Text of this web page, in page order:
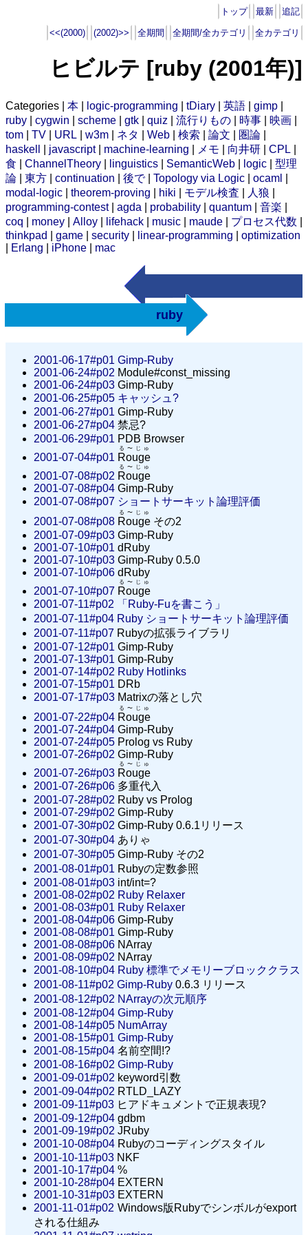
トップ 最新 追記
<<(2000) (2002)>> 全期間 全期間/全カテゴリ 全カテゴリ
ヒビルテ [ruby (2001年)]
Categories | 本 logic-programming tDiary 英語 gimp
ruby
cygwin scheme gtk quiz 流行りもの 時事 映画
tom
TV URL w3m ネタ Web 検索 論文 圏論
haskell
javascript| machine-learning メモ 向井研 CPL
食
ChannelTheory linguistics SemanticWeb logic
型理
論
東方 continuation 後で| Topology via Logic ocaml
modal-logic
theorem-proving hiki モデル検査 人狼
programming-contest| agda probability quantum 音楽
coq
money Alloy lifehack music maude プロセス代数
thinkpad
game security linear-programming
optimization
Erlang iPhone mac
ruby
2001-06-17#p01 Gimp-Ruby
2001-06-24#p02 Module#const_missing
2001-06-24#p03 Gimp-Ruby
2001-06-25#p05 キャッシュ?
2001-06-27#p01 Gimp-Ruby
2001-06-27#p04 禁忌?
2001-06-29#p01 PDB Browser
2001-07-04#p01 Rouge
る〜じゅ
2001-07-08#p02 Rouge
る〜じゅ
2001-07-08#p04 Gimp-Ruby
2001-07-08#p07 ショートサーキット論理評価
2001-07-08#p08 Rouge
る〜じゅ
その2
2001-07-09#p03 Gimp-Ruby
2001-07-10#p01 dRuby
2001-07-10#p03 Gimp-Ruby 0.5.0
2001-07-10#p06 dRuby
2001-07-10#p07 Rouge
る〜じゅ
2001-07-11#p02
「Ruby-Fuを書こう」
2001-07-11#p04 Ruby ショートサーキット論理評価
2001-07-11#p07 Rubyの拡張ライブラリ
2001-07-12#p01 Gimp-Ruby
2001-07-13#p01 Gimp-Ruby
2001-07-14#p02 Ruby Hotlinks
2001-07-15#p01 DRb
2001-07-17#p03 Matrixの落とし穴
2001-07-22#p04 Rouge
る〜じゅ
2001-07-24#p04 Gimp-Ruby
2001-07-24#p05 Prolog vs Ruby
2001-07-26#p02 Gimp-Ruby
2001-07-26#p03 Rouge
る〜じゅ
2001-07-26#p06 多重代入
2001-07-28#p02 Ruby vs Prolog
2001-07-29#p02 Gimp-Ruby
2001-07-30#p02 Gimp-Ruby 0.6.1リリース
2001-07-30#p04 ありゃ
2001-07-30#p05 Gimp-Ruby その2
2001-08-01#p01 Rubyの定数参照
2001-08-01#p03 int/int=?
2001-08-02#p02 Ruby Relaxer
2001-08-03#p01 Ruby Relaxer
2001-08-04#p06 Gimp-Ruby
2001-08-08#p01 Gimp-Ruby
2001-08-08#p06 NArray
2001-08-09#p02 NArray
2001-08-10#p04 Ruby 標準でメモリーブロッククラス
2001-08-11#p02 Gimp-Ruby 0.6.3 リリース
2001-08-12#p02 NArrayの次元順序
2001-08-12#p04 Gimp-Ruby
2001-08-14#p05 NumArray
2001-08-15#p01 Gimp-Ruby
2001-08-15#p04 名前空間!?
2001-08-16#p02 Gimp-Ruby
2001-09-01#p02 keyword引数
2001-09-04#p02 RTLD_LAZY
2001-09-11#p03 ヒアドキュメントで正規表現?
2001-09-12#p04 gdbm
2001-09-19#p02 JRuby
2001-10-08#p04 Rubyのコーディングスタイル
2001-10-11#p03 NKF
2001-10-17#p04 %
2001-10-28#p04 EXTERN
2001-10-31#p03 EXTERN
2001-11-01#p02 Windows版Rubyでシンボルがexport
される仕組み